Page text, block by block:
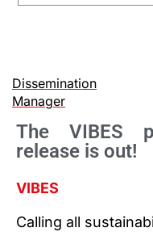
Dissemination
Manager
The VIBES
release is out!
VIBES
Calling all